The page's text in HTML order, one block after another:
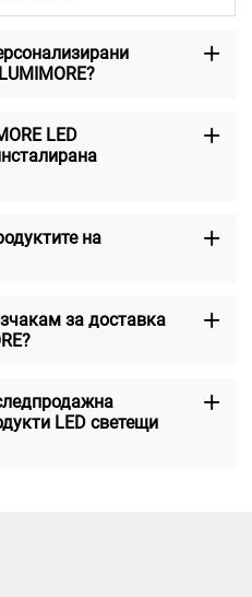
LED
на
за доставка
LED светещи